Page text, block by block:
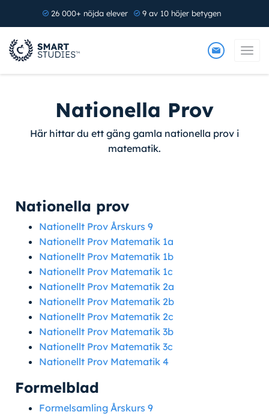
26 000+ nöjda elever 9 av 10 höjer betygen
Nationella Prov
Här hittar du ett gäng gamla nationella prov i
matematik.
Nationella prov
Nationellt Prov Årskurs 9
Nationellt Prov Matematik 1a
Nationellt Prov Matematik 1b
Nationellt Prov Matematik 1c
Nationellt Prov Matematik 2a
Nationellt Prov Matematik 2b
Nationellt Prov Matematik 2c
Nationellt Prov Matematik 3b
Nationellt Prov Matematik 3c
Nationellt Prov Matematik 4
Formelblad
Formelsamling Årskurs 9